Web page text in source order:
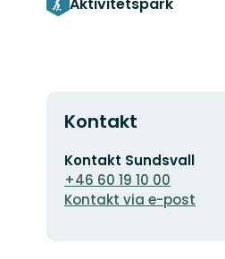
Aktivitetspark
Kontakt
E-
postadress
Kontakt Sundsvall
+46 60 19 10 00
Kontakt via e-post